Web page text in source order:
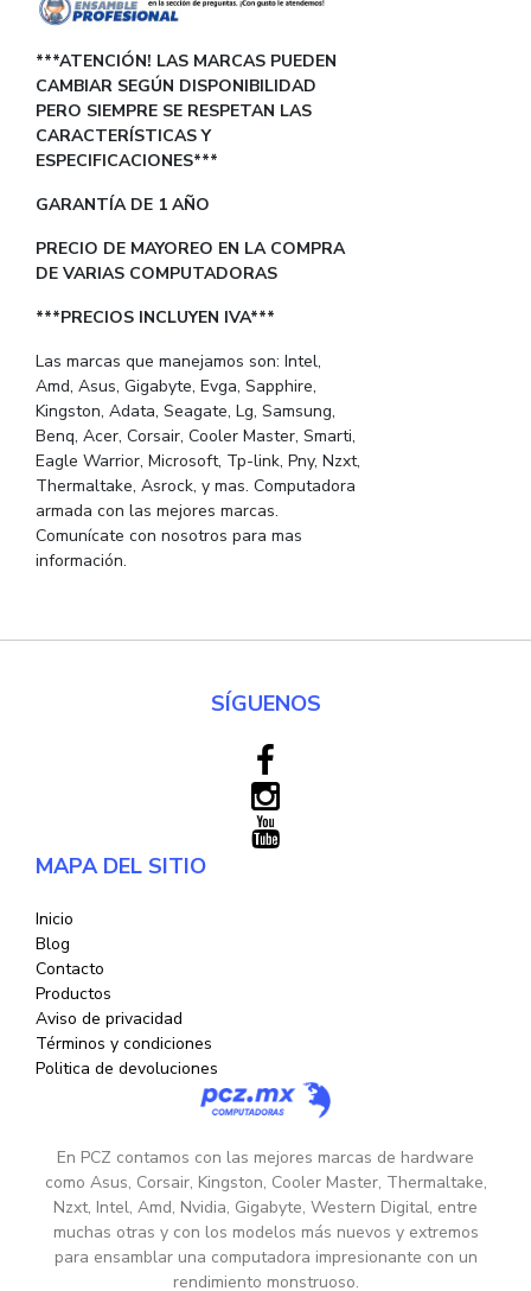
***ATENCIÓN! LAS MARCAS PUEDEN
CAMBIAR SEGÚN DISPONIBILIDAD
PERO SIEMPRE SE RESPETAN LAS
CARACTERÍSTICAS Y
ESPECIFICACIONES***
GARANTÍA DE 1 AÑO
PRECIO DE MAYOREO EN LA COMPRA
DE VARIAS COMPUTADORAS
***PRECIOS INCLUYEN IVA***
Las marcas que manejamos son: Intel,
Amd, Asus, Gigabyte, Evga, Sapphire,
Kingston, Adata, Seagate, Lg, Samsung,
Benq, Acer, Corsair, Cooler Master, Smarti,
Eagle Warrior, Microsoft, Tp-link, Pny, Nzxt,
Thermaltake, Asrock, y mas. Computadora
armada con las mejores marcas.
Comunícate con nosotros para mas
información.
SÍGUENOS
MAPA DEL SITIO
Inicio
Blog
Contacto
Productos
Aviso de privacidad
Términos y condiciones
Politica de devoluciones
En PCZ contamos con las mejores marcas de hardware
como Asus, Corsair, Kingston, Cooler Master, Thermaltake,
Nzxt, Intel, Amd, Nvidia, Gigabyte, Western Digital, entre
muchas otras y con los modelos más nuevos y extremos
para ensamblar una computadora impresionante con un
rendimiento monstruoso.